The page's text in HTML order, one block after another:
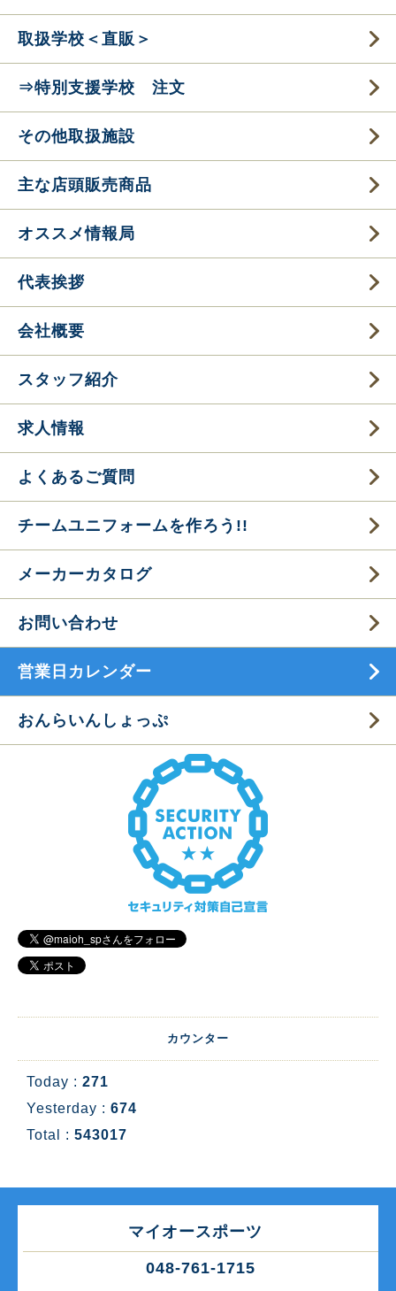
取扱学校＜直販＞
⇒特別支援学校 注文
その他取扱施設
主な店頭販売商品
オススメ情報局
代表挨拶
会社概要
スタッフ紹介
求人情報
よくあるご質問
チームユニフォームを作ろう!!
メーカーカタログ
お問い合わせ
営業日カレンダー
おんらいんしょっぷ
カウンター
Today : 271
Yesterday : 674
Total : 543017
マイオースポーツ
048-761-1715